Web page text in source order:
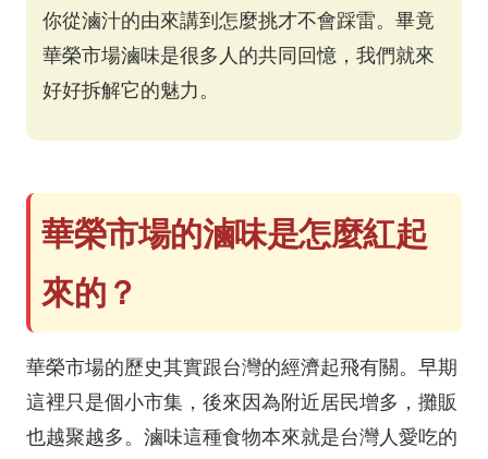
你從滷汁的由來講到怎麼挑才不會踩雷。畢竟
華榮市場滷味是很多人的共同回憶，我們就來
好好拆解它的魅力。
華榮市場的滷味是怎麼紅起
來的？
華榮市場的歷史其實跟台灣的經濟起飛有關。早期
這裡只是個小市集，後來因為附近居民增多，攤販
也越聚越多。滷味這種食物本來就是台灣人愛吃的